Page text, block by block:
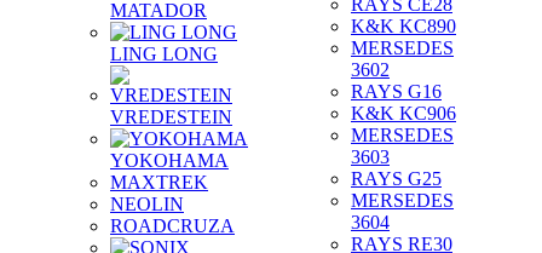
MATADOR
LING LONG
VREDESTEIN
YOKOHAMA
MAXTREK
NEOLIN
ROADCRUZA
RAYS CE28
K&K KC890
MERSEDES
3602
RAYS G16
K&K KC906
MERSEDES
3603
RAYS G25
MERSEDES
3604
RAYS RE30